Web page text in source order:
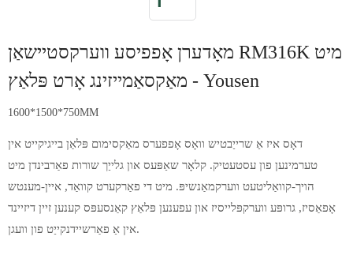
מאָדערן אָפפיסע ווערקסטיישאַן RM316K מיט
מאַקסאַמייזינג אָרט פּלאַץ - Yousen
1600*1500*750MM
דאָס איז אַ שרייַבטיש וואָס אָפפערס מאַקסימום פּלאַן בייגיקייט אין
טערמינען פון עסטעטיק. קלאָר שאַפּעס און גלייַך שורות פאַרבינדן מיט
הויך-קוואַליטעט ווערקמאַנשיפּ. מיט די פאַרקערט קוואַד, איין-מענטש
אָפאַסיז, ​​​​גרופּע ווערקפּלייסיז און עפענען פּלאַץ קאַנסעפּס קענען זיין דיזיינד
אין אַ פאַרשיידנקייַט פון וועגן.